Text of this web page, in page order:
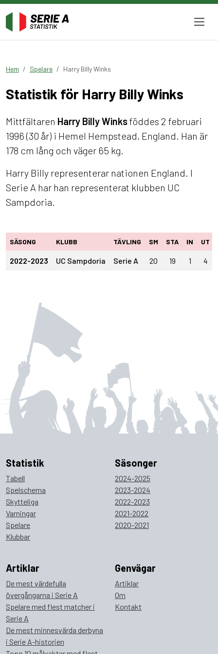
Hem Spelare Harry Billy Winks
Statistik för Harry Billy Winks
Mittfältaren Harry Billy Winksföddes 2 februari
1996 (30 år) i Hemel Hempstead, England. Han är
178 cm lång och väger 65 kg.
Harry Billy representerar nationen England. I
Serie A har han representerat klubben UC
Sampdoria.
SÄSONG KLUBB TÄVLING SM STA IN UT
2022-2023 UC Sampdoria Serie A 20 19 1 4
Statistik
Tabell
Spelschema
Skytteliga
Varningar
Spelare
Klubbar
Säsonger
2024-2025
2023-2024
2022-2023
2021-2022
2020-2021
Artiklar
De mest värdefulla
övergångarna i Serie A
Spelare med flest matcher i
Serie A
De mest minnesvärda derbyna
i Serie A-historien
Genvägar
Artiklar
Om
Kontakt